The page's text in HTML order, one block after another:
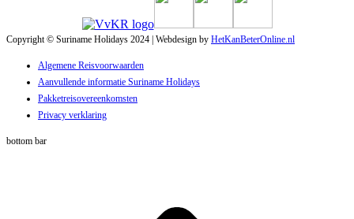
Copyright © Suriname Holidays 2024 | Webdesign by HetKanBeterOnline.nl
Algemene Reisvoorwaarden
Aanvullende informatie Suriname Holidays
Pakketreisovereenkomsten
Privacy verklaring
bottom bar